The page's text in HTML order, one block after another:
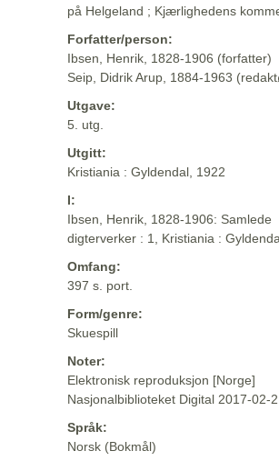
på Helgeland ; Kjærlighedens
Forfatter/person:
Ibsen, Henrik, 1828-1906 (forfatter)
Seip, Didrik Arup, 1884-1963
Utgave:
5. utg.
Utgitt:
Kristiania : Gyldendal, 1922
I:
Ibsen, Henrik, 1828-1906: Samlede
digterverker : 1, Kristiania :
Omfang:
397 s. port.
Form/genre:
Skuespill
Noter:
Elektronisk reproduksjon [Norge]
Nasjonalbiblioteket Digital 2017-02-
Språk:
Norsk (Bokmål)